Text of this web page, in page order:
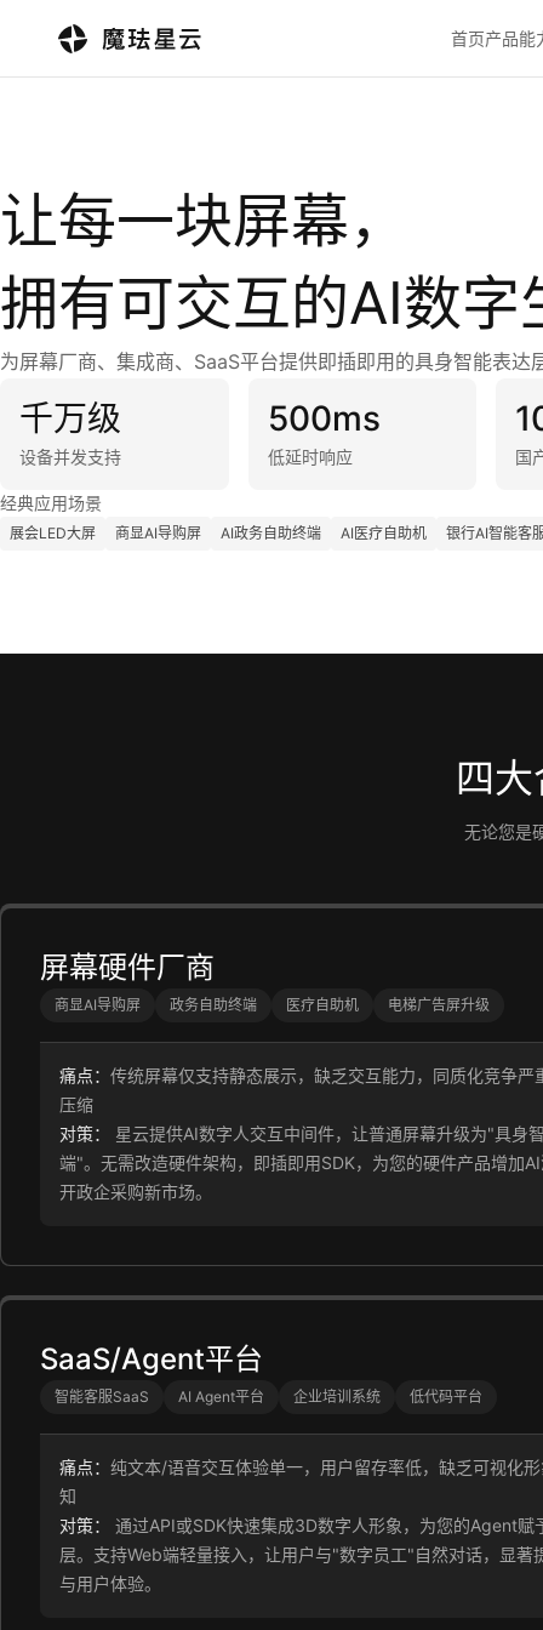
首页产品能
让每一块屏幕，
拥有可交互的AI数字
为屏幕厂商、集成商、SaaS平台提供即插即用的具身智能表达
千万级
设备并发支持
500ms
低延时响应 国
经典应用场景
展会LED大屏 商显AI导购屏 AI政务自助终端 AI医疗自助机 银行AI智能客
四
无论您是
屏幕硬件厂商
商显AI导购屏 政务自助终端 医疗自助机 电梯广告屏升级
痛点： 传统屏幕仅支持静态展示，缺乏交互能力，同质化竞争严
压缩
对策：
星云提供AI数字人交互中间件，让普通屏幕升级为"具身
端"。无需改造硬件架构，即插即用SDK，为您的硬件产品增加
开政企采购新市场。
SaaS/Agent平台
智能客服SaaS AI Agent平台 企业培训系统 低代码平台
痛点： 纯文本/语音交互体验单一，用户留存率低，缺乏可视化
知
对策：
通过API或SDK快速集成3D数字人形象，为您的Agent赋
层。支持Web端轻量接入，让用户与"数字员工"自然对话，显著
与用户体验。